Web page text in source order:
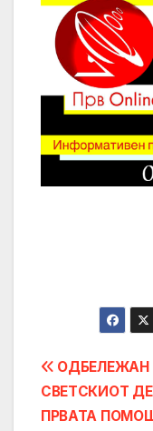
Post
ОДБЕЛЕЖАН
СВЕТСКИОТ
ПРВАТА